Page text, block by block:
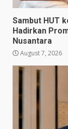
Sambut HUT
Hadirkan
Nusantara
August 7, 2026